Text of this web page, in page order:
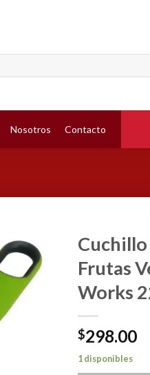
Nosotros Contacto
Añadir
a la
lista de
Frutas
Works
$298.00
1 disponibles